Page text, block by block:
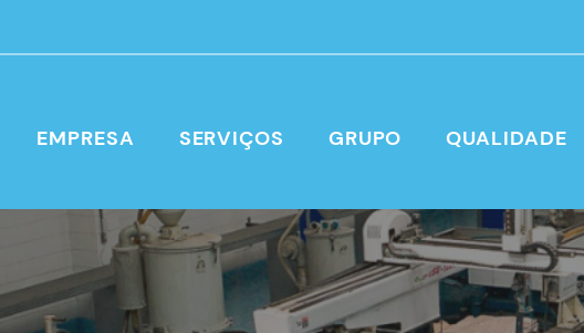
EMPRESA SERVIÇOS GRUPO QUALIDADE